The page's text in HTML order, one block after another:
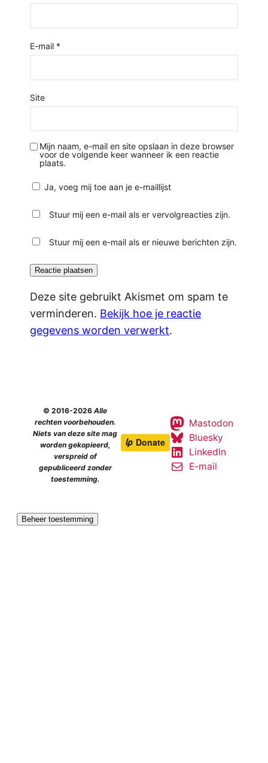
E-mail *
Site
Mijn naam, e-mail en site opslaan in deze browser
voor de volgende keer wanneer ik een reactie
plaats.
Ja, voeg mij toe aan je e-maillijst
Stuur mij een e-mail als er vervolgreacties zijn.
Stuur mij een e-mail als er nieuwe berichten zijn.
Deze site gebruikt Akismet om spam te
verminderen. Bekijk hoe je reactie
gegevens worden verwerkt.
© 2016-2026Alle
rechten voorbehouden.
Niets van deze site mag
worden gekopieerd,
verspreid of
gepubliceerd zonder
toestemming.
Mastodon
Bluesky
LinkedIn
E-mail
Beheer toestemming